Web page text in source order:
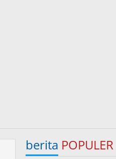
berita POPULER